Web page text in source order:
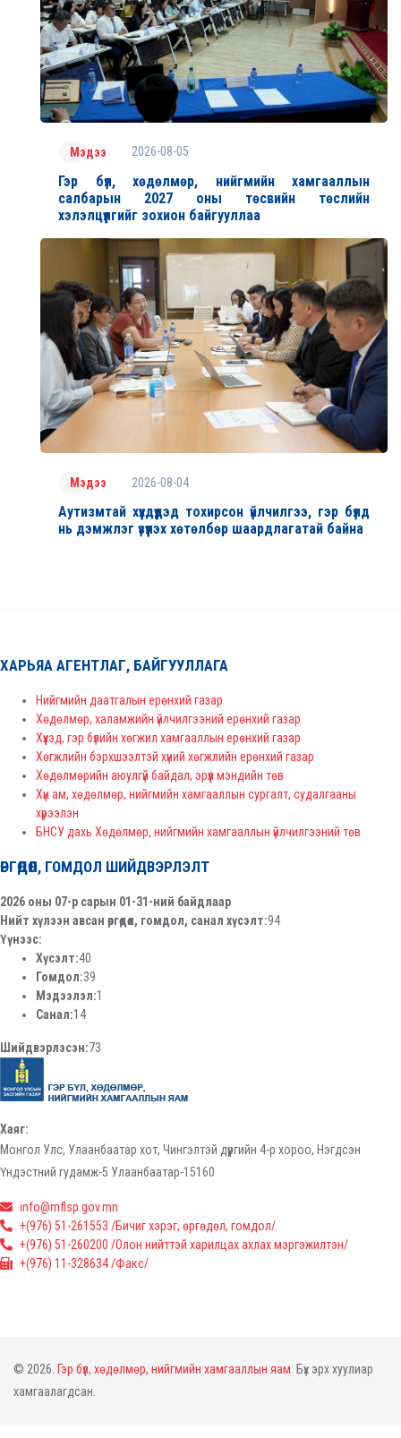
Мэдээ 2026-08-05
Гэр бүл, хөдөлмөр, нийгмийн хамгааллын
салбарын 2027 оны төсвийн төслийн
хэлэлцүүлгийг зохион байгууллаа
Мэдээ 2026-08-04
Аутизмтай хүүхдүүдэд тохирсон үйлчилгээ, гэр бүлд
нь дэмжлэг үзүүлэх хөтөлбөр шаардлагатай байна
ХАРЬЯА АГЕНТЛАГ, БАЙГУУЛЛАГА
Нийгмийн даатгалын ерөнхий газар
Хөдөлмөр, халамжийн үйлчилгээний ерөнхий газар
Хүүхэд, гэр бүлийн хөгжил хамгааллын ерөнхий газар
Хөгжлийн бэрхшээлтэй хүний хөгжлийн ерөнхий газар
Хөдөлмөрийн аюулгүй байдал, эрүүл мэндийн төв
Хүн ам, хөдөлмөр, нийгмийн хамгааллын сургалт, судалгааны
хүрээлэн
БНСУ дахь Хөдөлмөр, нийгмийн хамгааллын үйлчилгээний төв
ӨРГӨДӨЛ, ГОМДОЛ ШИЙДВЭРЛЭЛТ
2026 оны 07-р сарын 01-31-ний байдлаар
Нийт хүлээн авсан өргөдөл, гомдол, санал хүсэлт:94
Үүнээс:
Хүсэлт:40
Гомдол:39
Мэдээлэл:1
Санал:14
Шийдвэрлэсэн:73
Хаяг:
Монгол Улс, Улаанбаатар хот, Чингэлтэй дүүргийн 4-р хороо, Нэгдсэн
Үндэстний гудамж-5 Улаанбаатар-15160
info@mflsp.gov.mn
+(976) 51-261553 /Бичиг хэрэг, өргөдөл, гомдол/
+(976) 51-260200 /Олон нийттэй харилцах ахлах мэргэжилтэн/
+(976) 11-328634 /Факс/
© 2026. Гэр бүл, хөдөлмөр, нийгмийн хамгааллын яам. Бүх эрх хуулиар
хамгаалагдсан.